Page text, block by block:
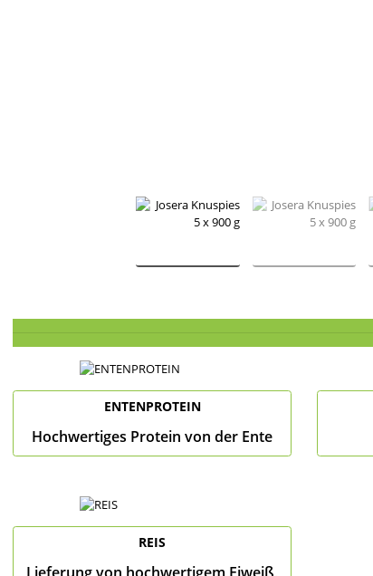
ENTENPROTEIN
Hochwertiges Protein von der Ente
REIS